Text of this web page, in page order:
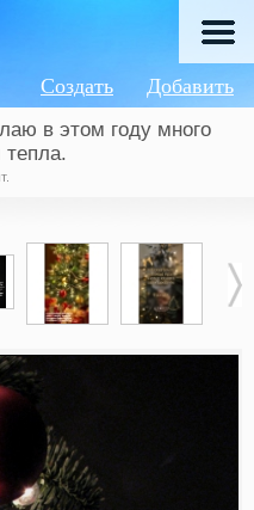
Добавить
Создать
в этом году много
тепла.